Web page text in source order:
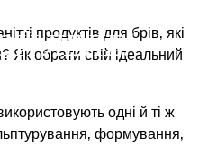
ЛЕЛЕ!
продуктів для брів, які
Як обрати свій ідеальний
одні й ті ж
формування,